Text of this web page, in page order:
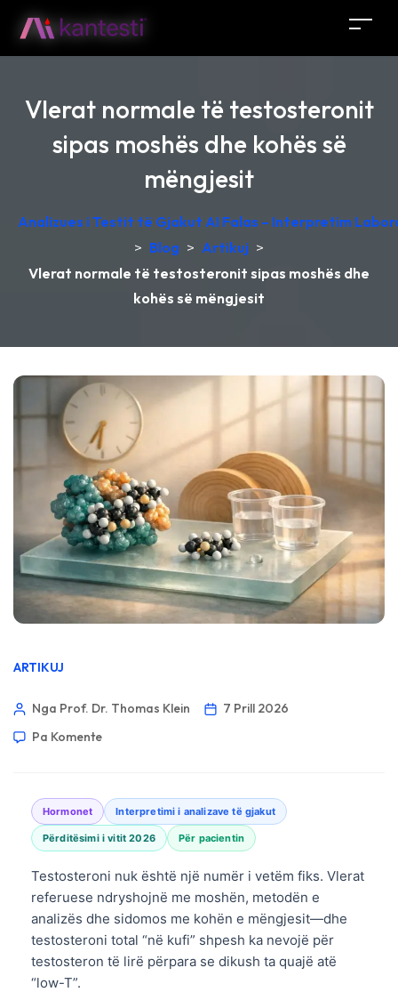
Vlerat normale të testosteronit
sipas moshës dhe kohës së
mëngjesit
Analizues i Testit të Gjakut AI Falas – Interpretim
> Blog > Artikuj >
Vlerat normale të testosteronit sipas moshës dhe
kohës së mëngjesit
ARTIKUJ
Nga Prof. Dr. Thomas Klein
7 Prill 2026
Pa Komente
Hormonet Interpretimi i analizave të gjakut
Përditësimi i vitit 2026 Për pacientin
Testosteroni nuk është një numër i vetëm fiks. Vlerat
referuese ndryshojnë me moshën, metodën e
analizës dhe sidomos me kohën e mëngjesit—dhe
testosteroni total “në kufi” shpesh ka nevojë për
testosteron të lirë përpara se dikush ta quajë atë
“low-T”.